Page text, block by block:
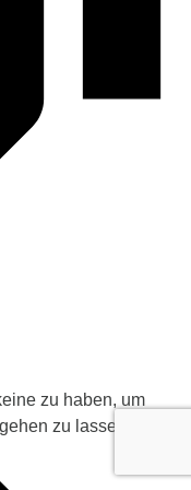
zu haben, um
zu lassen.